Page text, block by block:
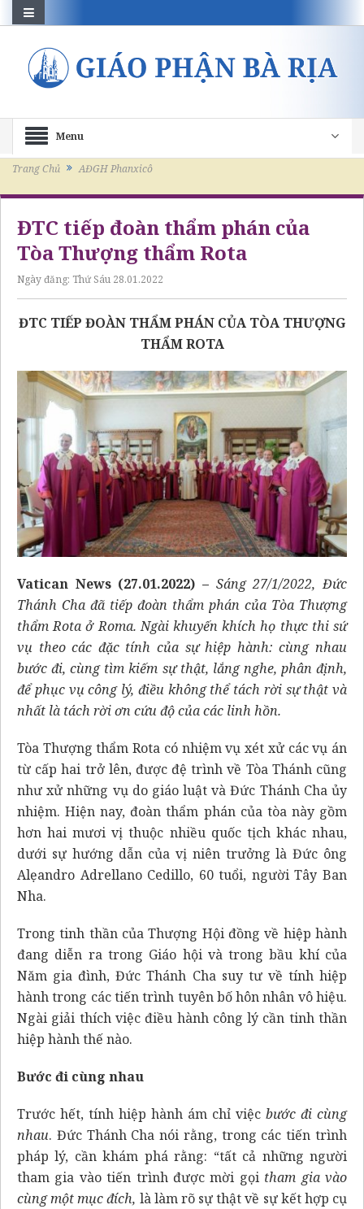
Menu
Trang Chủ AĐGH Phanxicô
ĐTC tiếp đoàn thẩm phán của
Tòa Thượng thẩm Rota
Ngày đăng: Thứ Sáu 28.01.2022
ĐTC TIẾP ĐOÀN THẨM PHÁN CỦA TÒA THƯỢNG
THẨM ROTA
Vatican News (27.01.2022) – Sáng 27/1/2022, Đức
Thánh Cha đã tiếp đoàn thẩm phán của Tòa Thượng
thẩm Rota ở Roma. Ngài khuyến khích họ thực thi sứ
vụ theo các đặc tính của sự hiệp hành: cùng nhau
bước đi, cùng tìm kiếm sự thật, lắng nghe, phân định,
để phục vụ công lý, điều không thể tách rời sự thật và
nhất là tách rời ơn cứu độ của các linh hồn.
Tòa Thượng thẩm Rota có nhiệm vụ xét xử các vụ án
từ cấp hai trở lên, được đệ trình về Tòa Thánh cũng
như xử những vụ do giáo luật và Đức Thánh Cha ủy
nhiệm. Hiện nay, đoàn thẩm phán của tòa này gồm
hơn hai mươi vị thuộc nhiều quốc tịch khác nhau,
dưới sự hướng dẫn của vị niên trưởng là Đức ông
Alẹandro Adrellano Cedillo, 60 tuổi, người Tây Ban
Nha.
Trong tinh thần của Thượng Hội đồng về hiệp hành
đang diễn ra trong Giáo hội và trong bầu khí của
Năm gia đình, Đức Thánh Cha suy tư về tính hiệp
hành trong các tiến trình tuyên bố hôn nhân vô hiệu.
Ngài giải thích việc điều hành công lý cần tinh thần
hiệp hành thế nào.
Bước đi cùng nhau
Trước hết, tính hiệp hành ám chỉ việc bước đi cùng
nhau. Đức Thánh Cha nói rằng, trong các tiến trình
pháp lý, cần khám phá rằng: “tất cả những người
tham gia vào tiến trình được mời gọi tham gia vào
cùng một mục đích, là làm rõ sự thật về sự kết hợp cụ